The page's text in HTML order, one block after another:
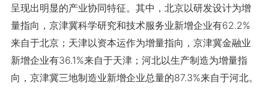
呈现出明显的产业协同特征。其中，北京以研发设计为增
量指向，京津冀科学研究和技术服务业新增企业有62.2%
来自于北京；天津以资本运作为增量指向，京津冀金融业
新增企业有36.1%来自于天津；河北以生产制造为增量指
向，京津冀三地制造业新增企业总量的87.3%来自于河北。